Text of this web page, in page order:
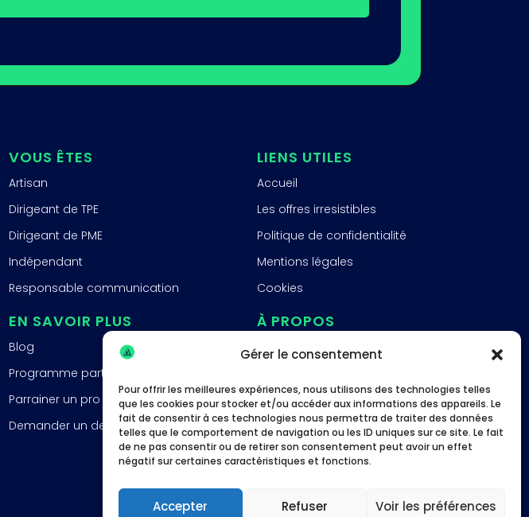
Gérer le consentement
Pour offrir les meilleures expériences, nous utilisons des technologies telles
que les cookies pour stocker et/ou accéder aux informations des appareils. Le
fait de consentir à ces technologies nous permettra de traiter des données
telles que le comportement de navigation ou les ID uniques sur ce site. Le fait
de ne pas consentir ou de retirer son consentement peut avoir un effet
négatif sur certaines caractéristiques et fonctions.
Accepter Refuser Voir les préférences
VOUS ÊTES
Artisan
Dirigeant de TPE
Dirigeant de PME
Indépendant
Responsable communication
EN SAVOIR PLUS
Blog
Programme partenaire
Parrainer un pro
Demander un devis
LIENS UTILES
Accueil
Les offres irresistibles
Politique de confidentialité
Mentions légales
Cookies
À PROPOS
FAQ
Études de cas
ME SUIVRE